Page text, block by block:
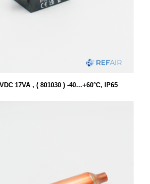
17VA , ( 801030 ) -40…+60°C, IP65